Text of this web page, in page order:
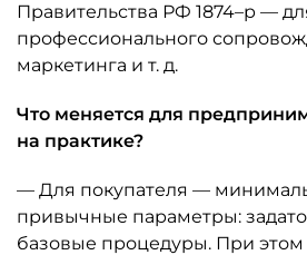
Правительства РФ 1874–р —
профессионального
маркетинга и т. д.
Что меняется для
на практике?
— Для покупателя —
привычные параметры:
базовые процедуры. При этом